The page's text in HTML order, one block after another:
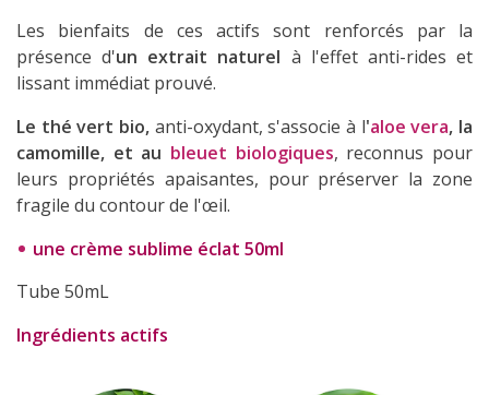
Les bienfaits de ces actifs sont renforcés par la
présence d'un extrait naturel à l'effet anti-rides et
lissant immédiat prouvé.
Le thé vert bio, anti-oxydant, s'associe à l'aloe vera, la
camomille, et au bleuet biologiques, reconnus pour
leurs propriétés apaisantes, pour préserver la zone
fragile du contour de l'œil.
une crème sublime éclat 50ml
Tube 50mL
Ingrédients actifs